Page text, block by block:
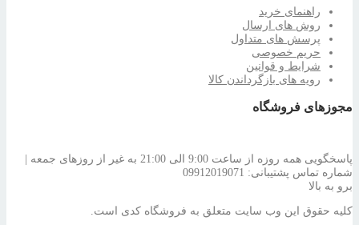
راهنمای خرید
روش های ارسال
پرسش های متداول
حریم خصوصی
شرایط و قوانین
رویه های بازگرداندن کالا
مجوزهای فروشگاه
پاسخگویی همه روزه از ساعت 9:00 الی 21:00 به غیر از روزهای جمعه |
شماره تماس پشتیبانی: 09912019071
برو به بالا
کلیه حقوق این وب سایت متعلق به فروشگاه کدی است.